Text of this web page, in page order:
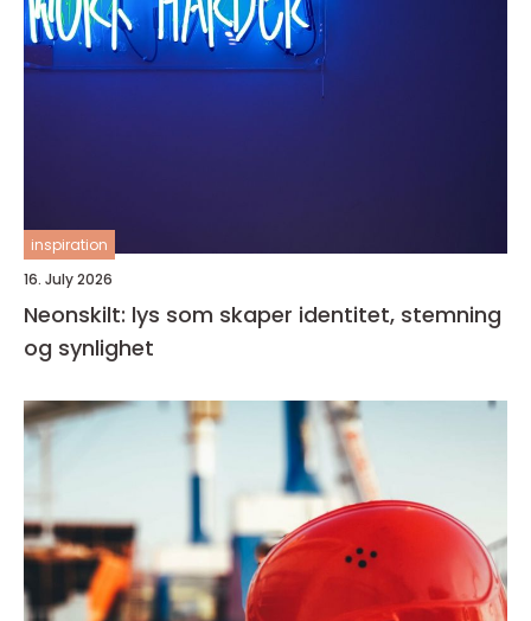
inspiration
16. July 2026
Neonskilt: lys som skaper identitet, stemning
og synlighet